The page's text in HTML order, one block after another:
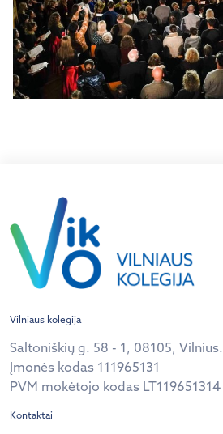
Vilniaus kolegija
Saltoniškių g. 58 - 1, 08105, Vilnius.
Įmonės kodas 111965131
PVM mokėtojo kodas LT119651314
Kontaktai